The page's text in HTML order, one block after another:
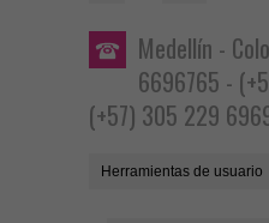
Medellín -
6696765 -
(+57) 305 229
Herramientas de usuario